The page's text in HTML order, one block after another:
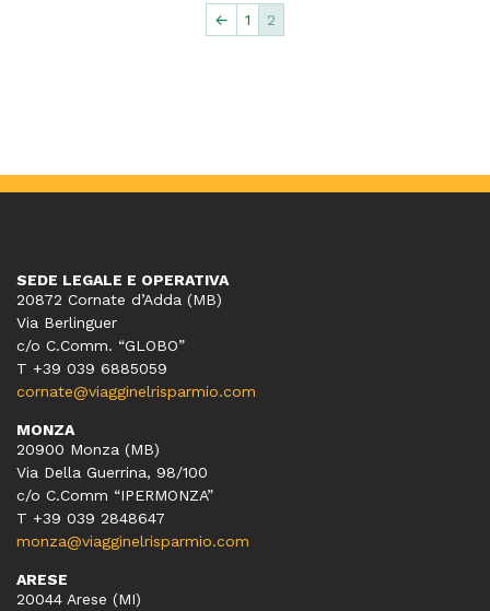
← 1 2
SEDE LEGALE E OPERATIVA
20872 Cornate d’Adda (MB)
Via Berlinguer
c/o C.Comm. “GLOBO”
T +39 039 6885059
cornate@viagginelrisparmio.com
MONZA
20900 Monza (MB)
Via Della Guerrina, 98/100
c/o C.Comm “IPERMONZA”
T +39 039 2848647
monza@viagginelrisparmio.com
ARESE
20044 Arese (MI)